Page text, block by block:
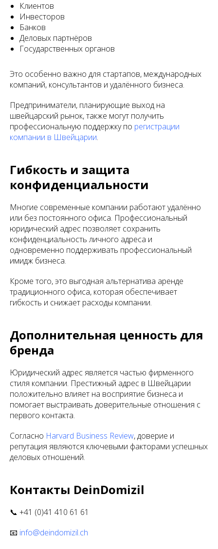
Клиентов
Инвесторов
Банков
Деловых партнёров
Государственных органов
Это особенно важно для стартапов, международных
компаний, консультантов и удалённого бизнеса.
Предприниматели, планирующие выход на
швейцарский рынок, также могут получить
профессиональную поддержку по регистрации
компании в Швейцарии.
Гибкость и защита
конфиденциальности
Многие современные компании работают удалённо
или без постоянного офиса. Профессиональный
юридический адрес позволяет сохранить
конфиденциальность личного адреса и
одновременно поддерживать профессиональный
имидж бизнеса.
Кроме того, это выгодная альтернатива аренде
традиционного офиса, которая обеспечивает
гибкость и снижает расходы компании.
Дополнительная ценность для
бренда
Юридический адрес является частью фирменного
стиля компании. Престижный адрес в Швейцарии
положительно влияет на восприятие бизнеса и
помогает выстраивать доверительные отношения с
первого контакта.
Согласно Harvard Business Review, доверие и
репутация являются ключевыми факторами успешных
деловых отношений.
Контакты DeinDomizil
📞 +41 (0)41 410 61 61
📧 info@deindomizil.ch